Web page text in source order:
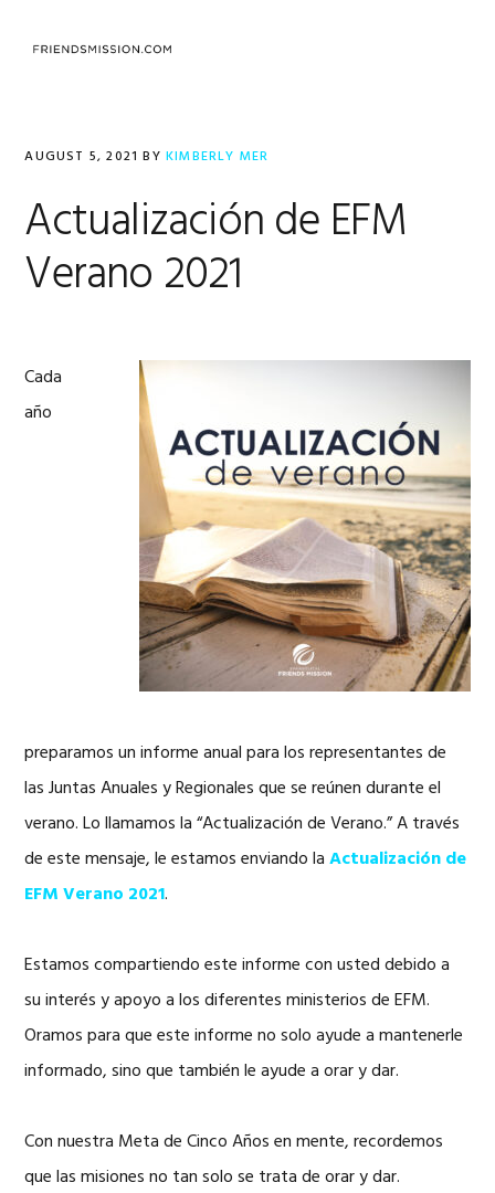
AUGUST 5, 2021 BYKIMBERLY MER
Actualización de EFM
Verano 2021
Cada
año
preparamos un informe anual para los representantes de
las Juntas Anuales y Regionales que se reúnen durante el
verano. Lo llamamos la “Actualización de Verano.” A través
de este mensaje, le estamos enviando laActualización de
EFM Verano 2021.
Estamos compartiendo este informe con usted debido a
su interés y apoyo a los diferentes ministerios de EFM.
Oramos para que este informe no solo ayude a mantenerle
informado, sino que también le ayude a orar y dar.
Con nuestra Meta de Cinco Años en mente, recordemos
que las misiones no tan solo se trata de orar y dar.